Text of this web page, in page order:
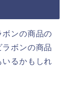
ンの商品の
ボンの商品
いるかもしれ